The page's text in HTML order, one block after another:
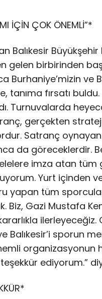
İÇİN ÇOK ÖNEMLİ”*
Balıkesir Büyükşehir
gelen birbirinden
Burhaniye’mizin ve
tanıma fırsatı
Turnuvalarda
gerçekten
Satranç
da göreceklerdir.
imza atan
Yurt içinden
yapan tüm
Biz, Gazi Mustafa
Balıkesir’i sporun
ediyorum.”